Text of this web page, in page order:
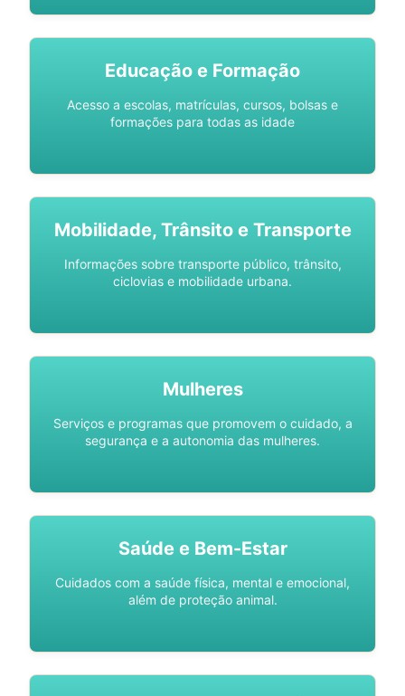
Educação e Formação
Acesso a escolas, matrículas, cursos, bolsas e
formações para todas as idade
Mobilidade, Trânsito e Transporte
Informações sobre transporte público, trânsito,
ciclovias e mobilidade urbana.
Mulheres
Serviços e programas que promovem o cuidado, a
segurança e a autonomia das mulheres.
Saúde e Bem-Estar
Cuidados com a saúde física, mental e emocional,
além de proteção animal.